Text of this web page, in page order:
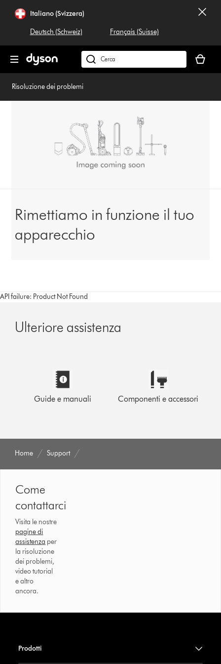
navigazioneItaliano (Svizzera)
Deutsch (Schweiz) Français (Suisse)
Cerca
su
carrello
è
Risoluzione dei problemi
Rimettiamo in funzione il tuo
apparecchio
API failure: Product Not Found
Ulteriore assistenza
Guide e manuali Componenti e accessori
Home Support
Come
contattarci
Visita le nostre
pagine di
assistenza per
la risoluzione
dei problemi,
video tutorial
e altro
ancora.
Prodotti